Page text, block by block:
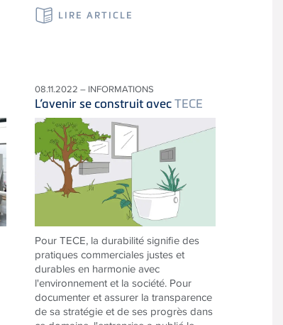
LIRE ARTICLE
08.11.2022 – INFORMATIONS
L’avenir se construit avecTECE
PourTECE, la durabilité signifie des
pratiques commerciales justes et
durables en harmonie avec
l'environnement et la société. Pour
documenter et assurer la transparence
de sa stratégie et de ses progrès dans